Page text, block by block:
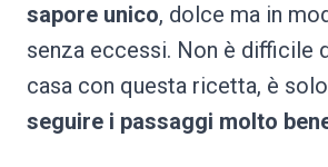
sapore unico, dolce ma in
senza eccessi. Non è difficile
casa con questa ricetta, è
seguire i passaggi molto